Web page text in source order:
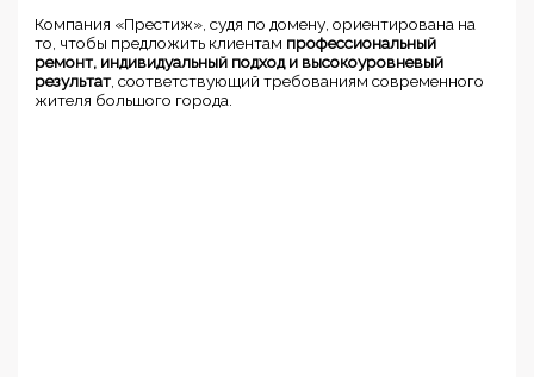
Компания «Престиж», судя по домену, ориентирована на
то, чтобы предложить клиентам профессиональный
ремонт, индивидуальный подход и высокоуровневый
результат, соответствующий требованиям современного
жителя большого города.